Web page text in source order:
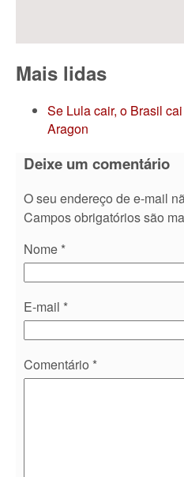
Mais lidas
Se Lula cair, o Brasil
Aragon
Deixe um comentário
O seu endereço de e-mail
Campos obrigatórios são
Nome *
E-mail *
Comentário *